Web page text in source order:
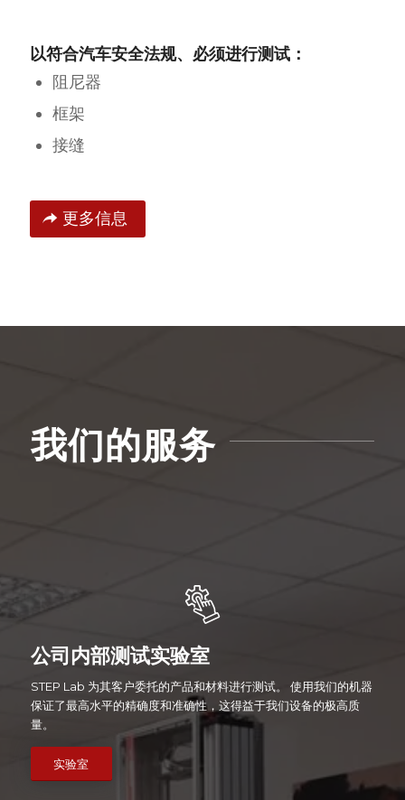
以符合汽车安全法规、必须进行测试：
阻尼器
框架
接缝
更多信息
我们的服务
公司内部测试实验室
STEP Lab 为其客户委托的产品和材料进行测试。 使用我们的机器
保证了最高水平的精确度和准确性，这得益于我们设备的极高质
量。
实验室